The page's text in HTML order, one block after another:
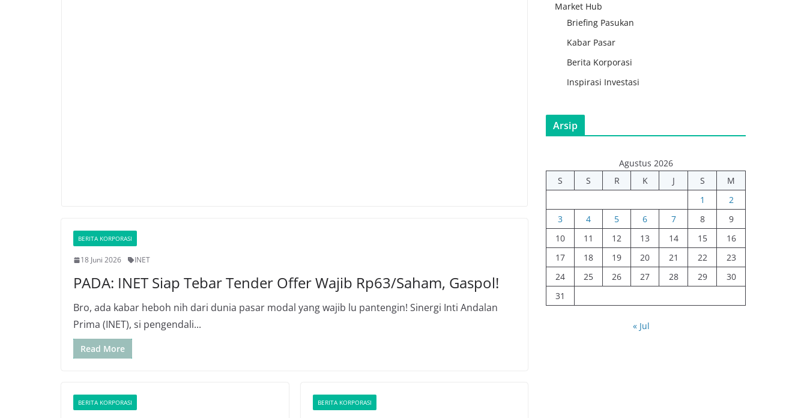
BERITA KORPORASI
18 Juni 2026 INET
PADA: INET Siap Tebar Tender Offer Wajib Rp63/Saham, Gaspol!
Bro, ada kabar heboh nih dari dunia pasar modal yang wajib lu pantengin! Sinergi Inti Andalan
Prima (INET), si pengendali...
Read More
BERITA KORPORASI BERITA KORPORASI
Market Hub
Briefing Pasukan
Kabar Pasar
Berita Korporasi
Inspirasi Investasi
Arsip
Agustus 2026
S
S R K J S
M
1
2
3
4 5 6 7 8
9
10
11 12 13 14 15
16
17
18 19 20 21 22
23
24
25 26 27 28 29
30
31
« Jul